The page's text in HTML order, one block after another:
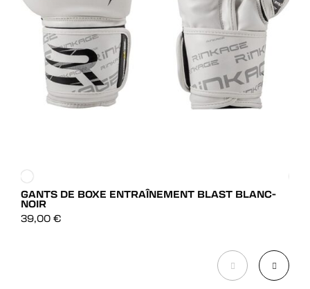
GANTS DE BOXE ENTRAÎNEMENT BLAST BLANC-
NOIR
39,00 €